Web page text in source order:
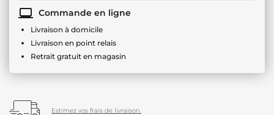
Commande en ligne
Livraison à domicile
Livraison en point relais
Retrait gratuit en magasin
Estimez vos frais de livraison.